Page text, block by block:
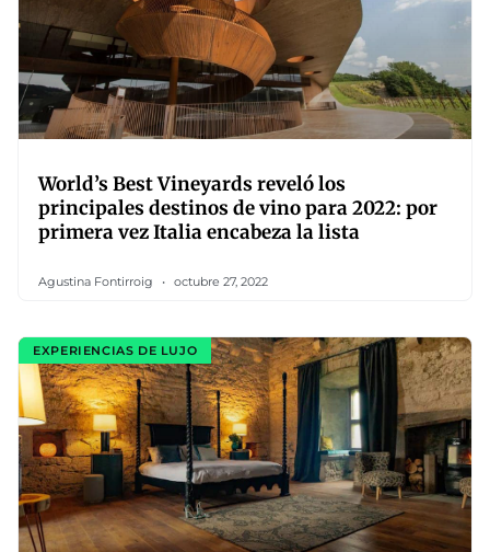
World’s Best Vineyards reveló los
principales destinos de vino para 2022: por
primera vez Italia encabeza la lista
Agustina Fontirroig octubre 27, 2022
EXPERIENCIAS DE LUJO